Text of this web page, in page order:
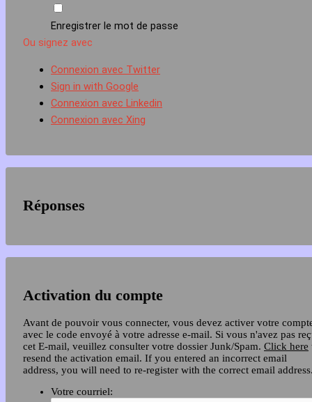
Enregistrer le mot de passe
Ou signez avec
Connexion avec Twitter
Sign in with Google
Connexion avec Linkedin
Connexion avec Xing
Réponses
Activation du compte
Avant de pouvoir vous connecter, vous devez activer votre
avec le code envoyé à votre adresse e-mail. Si vous n'avez pas
cet E-mail, veuillez consulter votre dossier Junk/Spam. Click here
resend the activation email. If you entered an incorrect email
address, you will need to re-register with the correct email
Votre courriel: